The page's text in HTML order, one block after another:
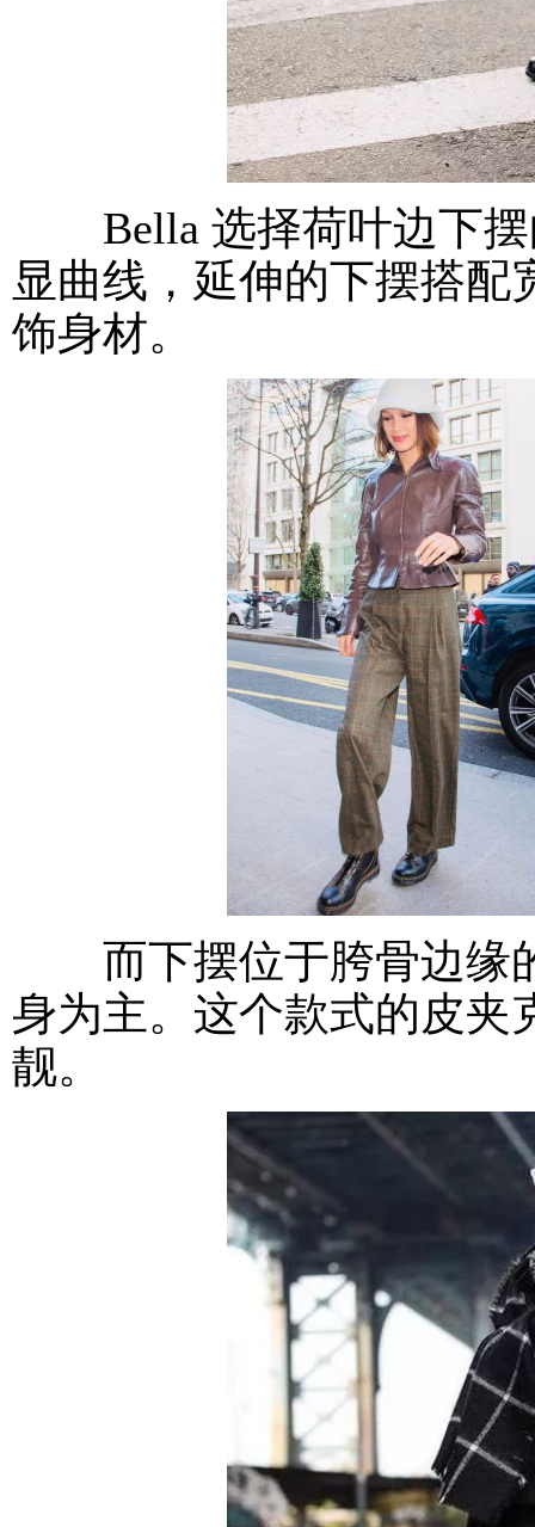
Bella 选择荷叶边下摆
显曲线，延伸的下摆搭
饰身材。
而下摆位于胯骨边缘
身为主。这个款式的皮夹
靓。